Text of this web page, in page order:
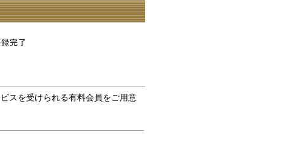
スを受けられる有料会員をご用意